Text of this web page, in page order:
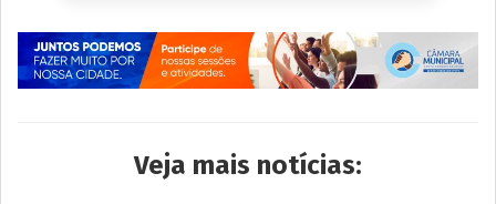
Veja mais notícias: